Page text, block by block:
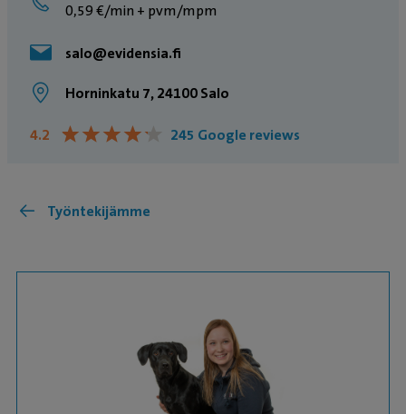
0,59 €/min + pvm/mpm
salo@evidensia.fi
Horninkatu 7, 24100 Salo
4.2 ★★★★★
★★★★★ 245 Google reviews
Työntekijämme